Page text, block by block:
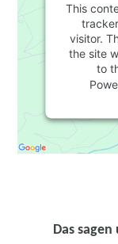
This
visitor.
the site
to
Das